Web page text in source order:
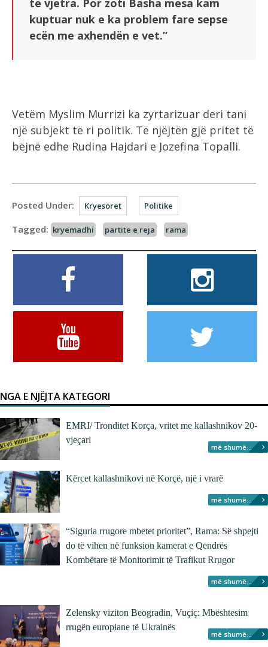
të vjetra. Por zoti Basha mesa kam
kuptuar nuk e ka problem fare sepse
ecën me axhendën e vet.”
Vetëm Myslim Murrizi ka zyrtarizuar deri tani
një subjekt të ri politik. Të njëjtën gjë pritet të
bëjnë edhe Rudina Hajdari e Jozefina Topalli.
Posted Under: Kryesoret Politike
Tagged: kryemadhi partite e reja rama
NGA E NJËJTA KATEGORI
EMRI/ Tronditet Korça, vritet me kallashnikov 20-
vjeçari
më shumë...
Kërcet kallashnikovi në Korçë, një i vrarë
më shumë...
“Siguria rrugore mbetet prioritet”, Rama: Së shpejti
do të vihen në funksion kamerat e Qendrës
Kombëtare të Monitorimit të Trafikut Rrugor
më shumë...
Zelensky viziton Beogradin, Vuçiç: Mbështesim
rrugën europiane të Ukrainës
më shumë...